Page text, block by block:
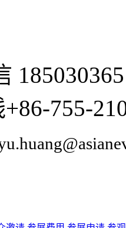
+86-755-